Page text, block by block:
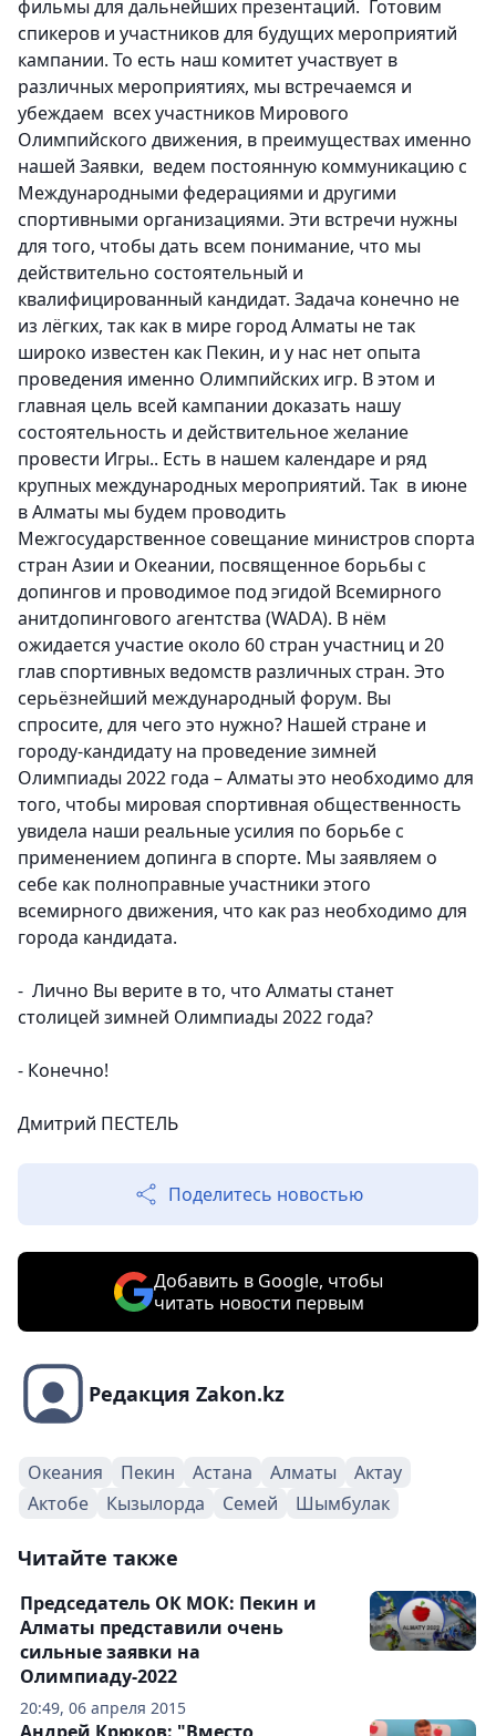
фильмы для дальнейших презентаций. Готовим
спикеров и участников для будущих мероприятий
кампании. То есть наш комитет участвует в
различных мероприятиях, мы встречаемся и
убеждаем всех участников Мирового
Олимпийского движения, в преимуществах именно
нашей Заявки, ведем постоянную коммуникацию с
Международными федерациями и другими
спортивными организациями. Эти встречи нужны
для того, чтобы дать всем понимание, что мы
действительно состоятельный и
квалифицированный кандидат. Задача конечно не
из лёгких, так как в мире город Алматы не так
широко известен как Пекин, и у нас нет опыта
проведения именно Олимпийских игр. В этом и
главная цель всей кампании доказать нашу
состоятельность и действительное желание
провести Игры.. Есть в нашем календаре и ряд
крупных международных мероприятий. Так в июне
в Алматы мы будем проводить
Межгосударственное совещание министров спорта
стран Азии и Океании, посвященное борьбы с
допингов и проводимое под эгидой Всемирного
анитдопингового агентства (WADA). В нём
ожидается участие около 60 стран участниц и 20
глав спортивных ведомств различных стран. Это
серьёзнейший международный форум. Вы
спросите, для чего это нужно? Нашей стране и
городу-кандидату на проведение зимней
Олимпиады 2022 года – Алматы это необходимо для
того, чтобы мировая спортивная общественность
увидела наши реальные усилия по борьбе с
применением допинга в спорте. Мы заявляем о
себе как полноправные участники этого
всемирного движения, что как раз необходимо для
города кандидата.
- Лично Вы верите в то, что Алматы станет
столицей зимней Олимпиады 2022 года?
- Конечно!
Дмитрий ПЕСТЕЛЬ
Поделитесь новостью
Добавить в Google, чтобы
читать новости первым
Редакция Zakon.kz
Океания Пекин Астана Алматы
Актау
Актобе
Кызылорда Семей Шымбулак
Читайте также
20:49, 06 апреля 2015
Председатель ОК МОК: Пекин и
Алматы представили очень
сильные заявки на
Олимпиаду-2022